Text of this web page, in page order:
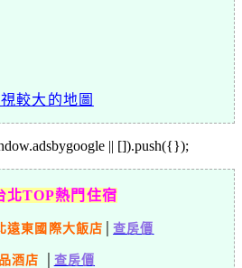
較大的地圖
|| []).push({});
TOP熱門住宿
遠東國際大飯店 │查房價
酒店 查房價